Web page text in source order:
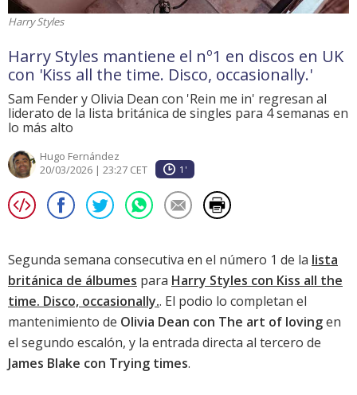
Harry Styles
Harry Styles mantiene el nº1 en discos en UK
con 'Kiss all the time. Disco, occasionally.'
Sam Fender y Olivia Dean con 'Rein me in' regresan al
liderato de la lista británica de singles para 4 semanas en
lo más alto
Hugo Fernández
20/03/2026 | 23:27 CET
1'
Segunda semana consecutiva en el número 1 de la lista
británica de álbumes para Harry Styles con Kiss all the
time. Disco, occasionally.. El podio lo completan el
mantenimiento de Olivia Dean con The art of lovingen
el segundo escalón, y la entrada directa al tercero de
James Blake con Trying times.